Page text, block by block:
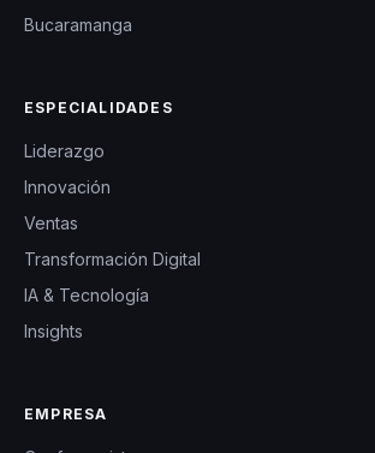
Bucaramanga
ESPECIALIDADES
Liderazgo
Innovación
Ventas
Transformación Digital
IA & Tecnología
Insights
EMPRESA